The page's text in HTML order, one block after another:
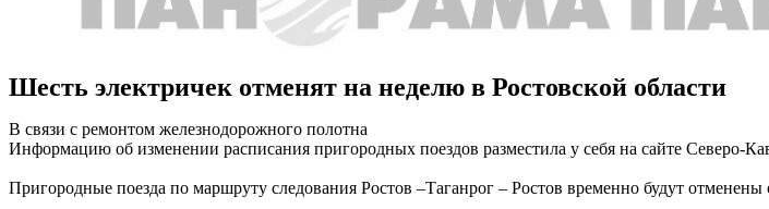
Шесть электричек отменят на неделю в Ростовской области
В связи с ремонтом железнодорожного полотна
Информацию об изменении расписания пригородных поездов разместила у себя на сайте Северо-
Пригородные поезда по маршруту следования Ростов –Таганрог – Ростов временно будут отменены